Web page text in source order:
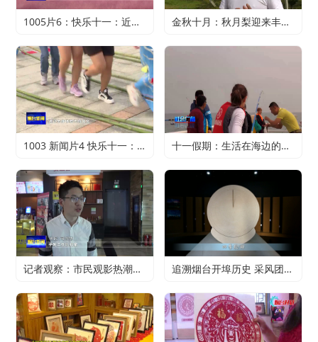
1005片6：快乐十一：近郊游火爆 家门口轻松过假期 金秋十月：秋月梨迎来丰收 农户赚得满心欢喜
1003 新闻片4 快乐十一：寻特色旅游 享精彩假期 十一假期：生活在海边的正确打开方式
记者观察：市民观影热潮升温 电影行业加快复苏 追溯烟台开埠历史 采风团走进烟台山开埠陈列馆